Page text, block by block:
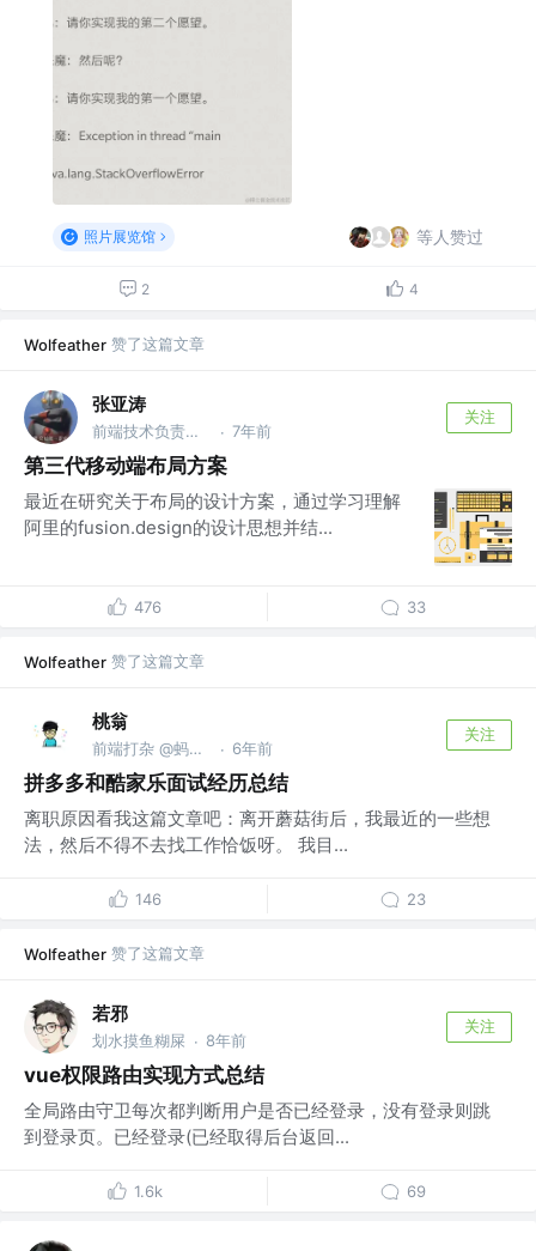
照片展览馆 等人赞过
2 4
Wolfeather 赞了这篇文章
张亚涛
前端技术负责人 @字节跳动 · 7年前
关注
第三代移动端布局方案
最近在研究关于布局的设计方案，通过学习理解
阿里的fusion.design的设计思想并结...
476 33
Wolfeather 赞了这篇文章
桃翁
前端打杂 @蚂蚁集团 · 6年前
关注
拼多多和酷家乐面试经历总结
离职原因看我这篇文章吧：离开蘑菇街后，我最近的一些想
法，然后不得不去找工作恰饭呀。 我目...
146 23
Wolfeather 赞了这篇文章
若邪
划水摸鱼糊屎 · 8年前
关注
vue权限路由实现方式总结
全局路由守卫每次都判断用户是否已经登录，没有登录则跳
到登录页。已经登录(已经取得后台返回...
1.6k 69